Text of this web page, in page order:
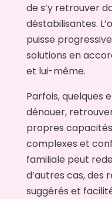
de s’y retrouver
déstabilisantes.
puisse
solutions en
et lui-même.
Parfois, quelques
dénouer,
propres
complexes et
familiale peut
d’autres cas, des
suggérés et